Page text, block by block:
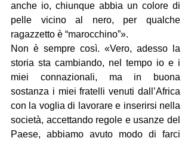
anche io, chiunque abbia un colore di
pelle vicino al nero, per qualche
ragazzetto è “marocchino”».
Non è sempre così. «Vero, adesso la
storia sta cambiando, nel tempo io e i
miei connazionali, ma in buona
sostanza i miei fratelli venuti dall’Africa
con la voglia di lavorare e inserirsi nella
società, accettando regole e usanze del
Paese, abbiamo avuto modo di farci